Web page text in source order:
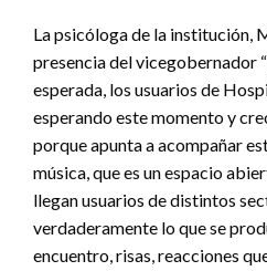
La psicóloga de la institución,
presencia del vicegobernador
esperada, los usuarios de
esperando este momento y
porque apunta a acompañar
música, que es un espacio
llegan usuarios de distintos
verdaderamente lo que se
encuentro, risas, reacciones